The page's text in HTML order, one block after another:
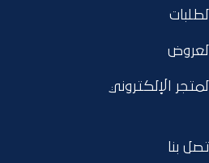
الطلبات
العروض
المتجر الإلكتروني
اتصل بنا